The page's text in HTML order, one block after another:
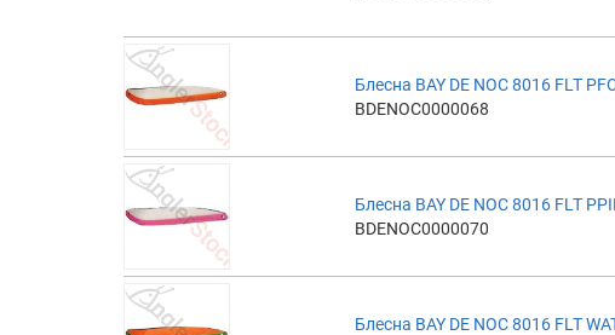
Блесна BAY DE NOC 8016 FLT
BDENOC0000068
Блесна BAY DE NOC 8016 FLT
BDENOC0000070
Блесна BAY DE NOC 8016 FLT